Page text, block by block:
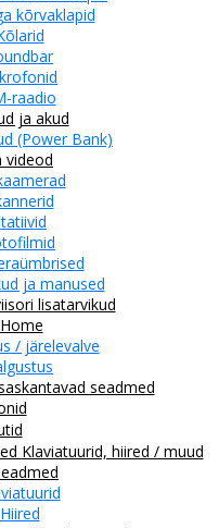
kõrvaklapid
raadio
ja akud
(Power Bank)
videod
ja manused
lisatarvikud
/ järelevalve
seadmed
Klaviatuurid, hiired / muud
Hiired